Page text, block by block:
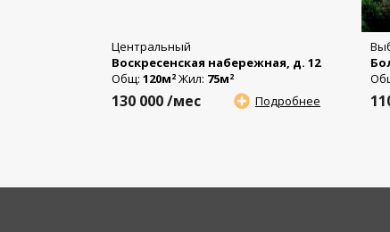
Центральный
Воскресенская набережная, д. 12
Общ: 120м2 Жил: 75м2
Подробнее
130 000/мес